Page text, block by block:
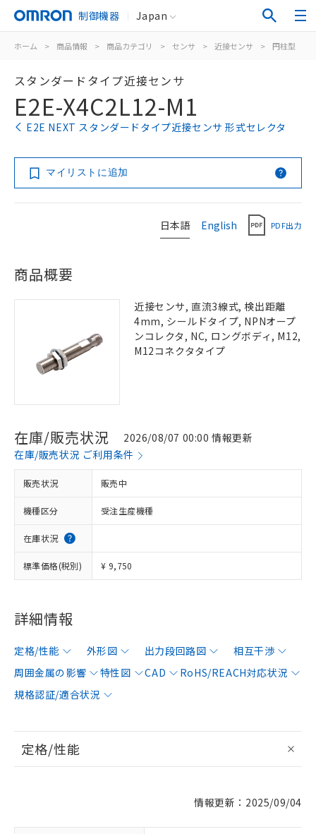
制御機器 Japan
ホーム > 商品情報 > 商品カテゴリ > センサ > 近接センサ > 円柱型
スタンダードタイプ近接センサ
E2E-X4C2L12-M1
E2E NEXT スタンダードタイプ近接センサ 形式セレクタ
マイリストに追加
日本語 English PDF出力
商品概要
近接センサ, 直流3線式, 検出距離
4mm, シールドタイプ, NPNオープ
ンコレクタ, NC, ロングボディ, M12,
M12コネクタタイプ
在庫/販売状況
2026/08/07 00:00 情報更新
在庫/販売状況 ご利用条件
販売状況 販売中
機種区分 受注生産機種
在庫状況
標準価格(税別) ¥ 9,750
詳細情報
定格/性能 外形図 出力段回路図
相互干渉
周囲金属の影響
特性図 CAD
RoHS/REACH対応状況
規格認証/適合状況
定格/性能
情報更新：2025/09/04